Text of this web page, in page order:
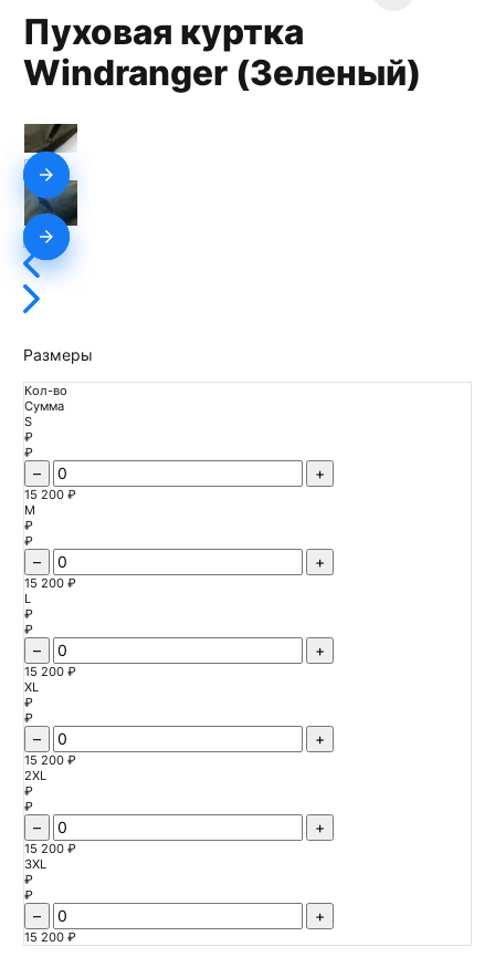
Пуховая куртка
Windranger (Зеленый)
Размеры
Кол-во
Сумма
S
₽
₽
– +
15 200 ₽
M
₽
₽
– +
15 200 ₽
L
₽
₽
– +
15 200 ₽
XL
₽
₽
– +
15 200 ₽
2XL
₽
₽
– +
15 200 ₽
3XL
₽
₽
– +
15 200 ₽